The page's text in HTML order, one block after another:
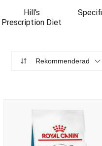
Hill's
Prescription Diet
Rekommenderad